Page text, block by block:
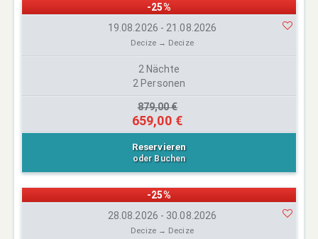
-25%
19.08.2026 - 21.08.2026
Decize → Decize
2 Nächte
2 Personen
879,00 €
659,00 €
Reservieren
oder Buchen
-25%
28.08.2026 - 30.08.2026
Decize → Decize